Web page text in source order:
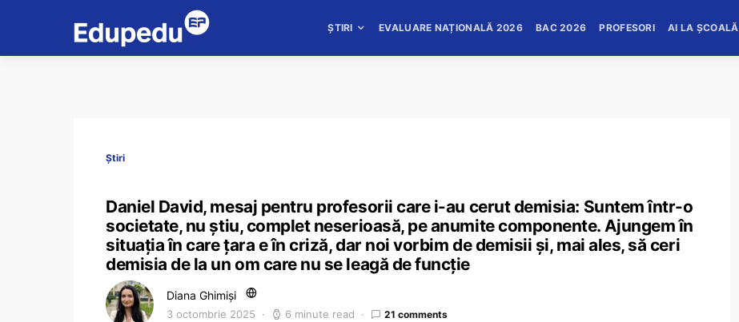
ȘTIRI EVALUARE NAȚIONALĂ 2026 BAC 2026 PROFESORI AI LA ȘCOALĂ
Știri
Daniel David, mesaj pentru profesorii care i-au cerut demisia: Suntem într-o
societate, nu știu, complet neserioasă, pe anumite componente. Ajungem în
situația în care țara e în criză, dar noi vorbim de demisii și, mai ales, să ceri
demisia de la un om care nu se leagă de funcție
Diana Ghimiși
3 octombrie 2025 6 minute read 21 comments